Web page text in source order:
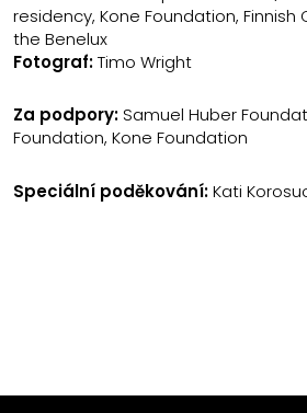
residency, Kone Foundation,
the Benelux
Fotograf:Timo Wright
Za podpory:Samuel Huber
Foundation, Kone Foundation
Speciální poděkování:Kati